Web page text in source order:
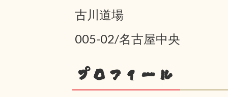
古川道場
005-02/名古屋中央
プロフィール